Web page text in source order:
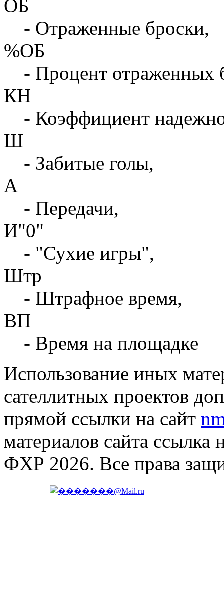
ОБ
- Отраженные броски,
%ОБ
- Процент отраженных
КН
- Коэффициент
Ш
- Забитые голы,
А
- Передачи,
И"0"
- "Сухие игры",
Штр
- Штрафное время,
ВП
- Время на площадке
Использование иных
сателлитных проектов
прямой ссылки на сайт
материалов сайта ссылка
ФХР 2026. Все права